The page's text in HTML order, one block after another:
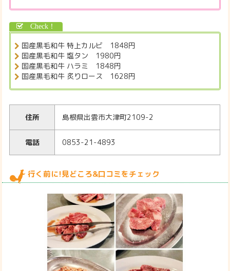
国産黒毛和牛 特上カルビ 1848円
国産黒毛和牛 塩タン 1980円
国産黒毛和牛 ハラミ 1848円
国産黒毛和牛 炙りロース 1628円
住所 島根県出雲市大津町2109-2
電話 0853-21-4893
行く前に!見どころ&口コミをチェック